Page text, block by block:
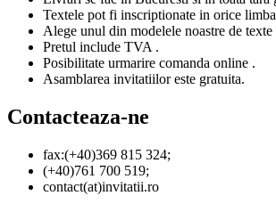
Textele pot fi inscriptionate in orice
Alege unul din modelele noastre de
Pretul include TVA .
Posibilitate urmarire comanda online .
Asamblarea invitatiilor este gratuita.
Contacteaza-ne
fax:(+40)369 815 324;
(+40)761 700 519;
contact(at)invitatii.ro